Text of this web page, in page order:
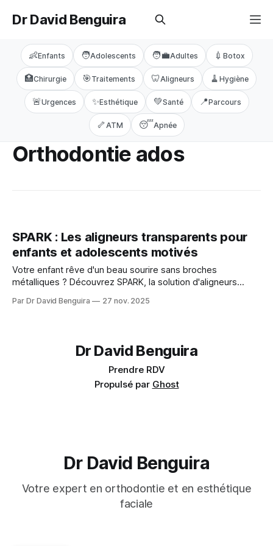
Dr David Benguira
👶Enfants 🧑Adolescents 🧑‍💼Adultes 💉 Botox
🏥Chirurgie 🎯 Traitements 🦷 Aligneurs 🧹 Hygiène
🚨Urgences ✨Esthétique 💚Santé 📍Parcours
🦴 ATM 😴Apnée
Orthodontie ados
SPARK : Les aligneurs transparents pour
enfants et adolescents motivés
Votre enfant rêve d'un beau sourire sans broches
métalliques ? Découvrez SPARK, la solution d'aligneurs
moins de 13 ans, SPARK pour les adolescents.
Par Dr David Benguira 27 nov. 2025
Dr David Benguira
Prendre RDV
Propulsé par Ghost
Dr David Benguira
Votre expert en orthodontie et en esthétique
faciale